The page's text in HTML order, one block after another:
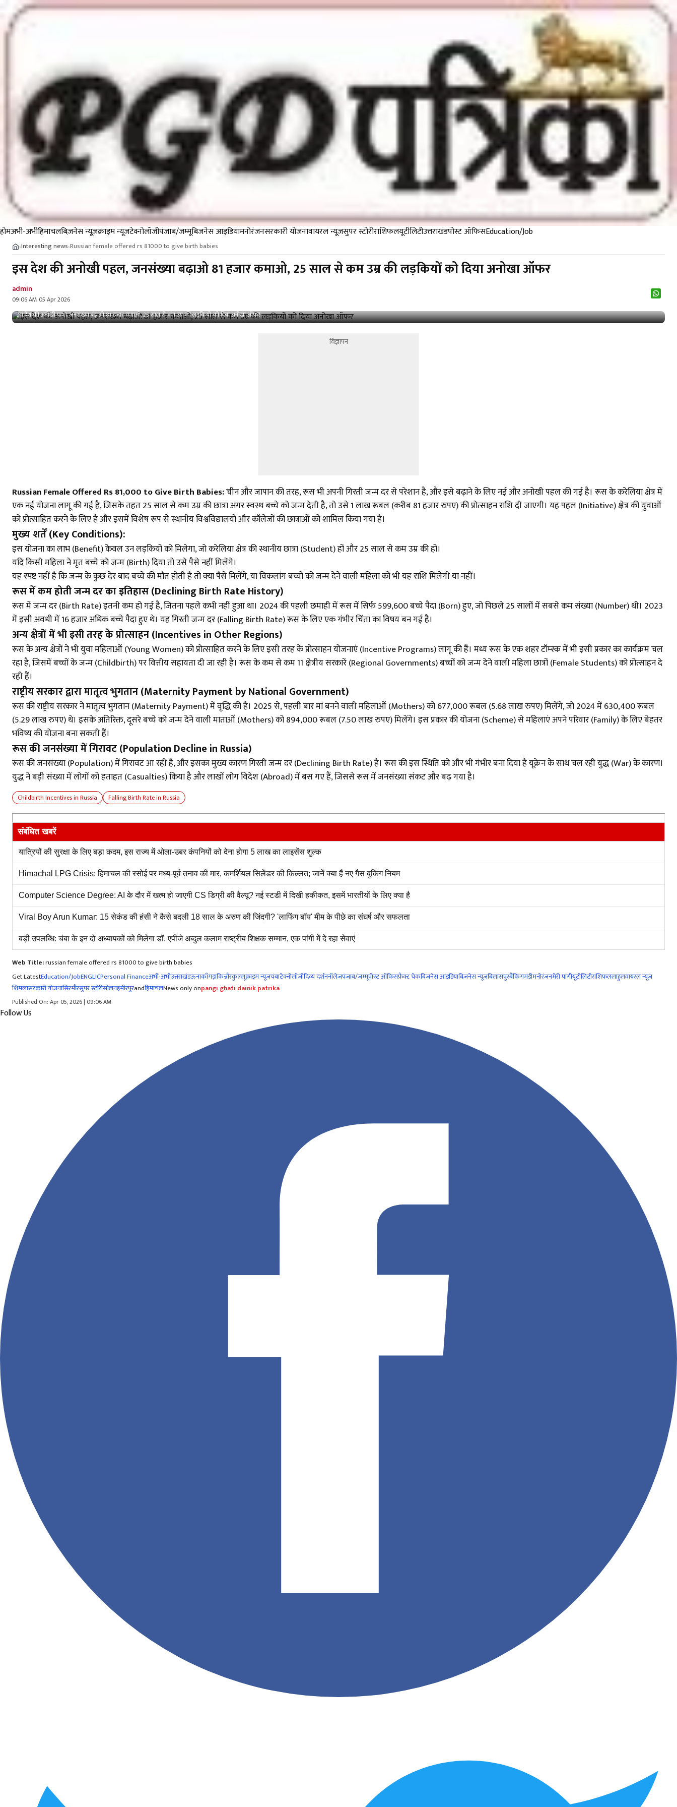
होमअभी-अभीहिमाचलबिज़नेस न्यूज़क्राइम न्यूजटेक्नोलॉजीपंजाब/जम्मूबिजनेस आइडियामनोरंजनसरकारी योजनावायरल न्यूज़सुपर स्टोरीराशिफलयूटीलिटीउत्तराखंडपोस्ट ऑफिसEducation/Job
›Interesting news›Russian female offered rs 81000 to give birth babies
इस देश की अनोखी पहल, जनसंख्या बढ़ाओ 81 हजार कमाओ, 25 साल से कम उम्र की लड़कियों को दिया अनोखा ऑफर
admin
09:06 AM 05 Apr 2026
इस देश की अनोखी पहल, जनसंख्या बढ़ाओ 81 हजार कमाओ, 25 साल से कम उम्र की लड़कियों को दिया अनोखा ऑफर
विज्ञापन
Russian Female Offered Rs 81,000 to Give Birth Babies:चीन और जापान की तरह, रूस भी अपनी गिरती जन्म दर से परेशान है, और इसे बढ़ाने के लिए नई और अनोखी पहल की गई है। रूस के करेलिया क्षेत्र में
एक नई योजना लागू की गई है, जिसके तहत 25 साल से कम उम्र की छात्रा अगर स्वस्थ बच्चे को जन्म देती है, तो उसे 1 लाख रूबल (करीब 81 हजार रुपए) की प्रोत्साहन राशि दी जाएगी। यह पहल (Initiative) क्षेत्र की युवाओं
को प्रोत्साहित करने के लिए है और इसमें विशेष रूप से स्थानीय विश्वविद्यालयों और कॉलेजों की छात्राओं को शामिल किया गया है।
मुख्य शर्तें (Key Conditions):
इस योजना का लाभ (Benefit) केवल उन लड़कियों को मिलेगा, जो करेलिया क्षेत्र की स्थानीय छात्रा (Student) हों और 25 साल से कम उम्र की हों।
यदि किसी महिला ने मृत बच्चे को जन्म (Birth) दिया तो उसे पैसे नहीं मिलेंगे।
यह स्पष्ट नहीं है कि जन्म के कुछ देर बाद बच्चे की मौत होती है तो क्या पैसे मिलेंगे, या विकलांग बच्चों को जन्म देने वाली महिला को भी यह राशि मिलेगी या नहीं।
रूस में कम होती जन्म दर का इतिहास (Declining Birth Rate History)
रूस में जन्म दर (Birth Rate) इतनी कम हो गई है, जितना पहले कभी नहीं हुआ था। 2024 की पहली छमाही में रूस में सिर्फ 599,600 बच्चे पैदा (Born) हुए, जो पिछले 25 सालों में सबसे कम संख्या (Number) थी। 2023
में इसी अवधी में 16 हजार अधिक बच्चे पैदा हुए थे। यह गिरती जन्म दर (Falling Birth Rate) रूस के लिए एक गंभीर चिंता का विषय बन गई है।
अन्य क्षेत्रों में भी इसी तरह के प्रोत्साहन (Incentives in Other Regions)
रूस के अन्य क्षेत्रों ने भी युवा महिलाओं (Young Women) को प्रोत्साहित करने के लिए इसी तरह के प्रोत्साहन योजनाएं (Incentive Programs) लागू की हैं। मध्य रूस के एक शहर टॉम्स्क में भी इसी प्रकार का कार्यक्रम चल
रहा है, जिसमें बच्चों के जन्म (Childbirth) पर वित्तीय सहायता दी जा रही है। रूस के कम से कम 11 क्षेत्रीय सरकारें (Regional Governments) बच्चों को जन्म देने वाली महिला छात्रों (Female Students) को प्रोत्साहन दे
रही हैं।
राष्ट्रीय सरकार द्वारा मातृत्व भुगतान (Maternity Payment by National Government)
रूस की राष्ट्रीय सरकार ने मातृत्व भुगतान (Maternity Payment) में वृद्धि की है। 2025 से, पहली बार मां बनने वाली महिलाओं (Mothers) को 677,000 रूबल (5.68 लाख रुपए) मिलेंगे, जो 2024 में 630,400 रूबल
(5.29 लाख रुपए) थे। इसके अतिरिक्त, दूसरे बच्चे को जन्म देने वाली माताओं (Mothers) को 894,000 रूबल (7.50 लाख रुपए) मिलेंगे। इस प्रकार की योजना (Scheme) से महिलाएं अपने परिवार (Family) के लिए बेहतर
भविष्य की योजना बना सकती हैं।
रूस की जनसंख्या में गिरावट (Population Decline in Russia)
रूस की जनसंख्या (Population) में गिरावट आ रही है, और इसका मुख्य कारण गिरती जन्म दर (Declining Birth Rate) है। रूस की इस स्थिति को और भी गंभीर बना दिया है यूक्रेन के साथ चल रही युद्ध (War) के कारण।
युद्ध ने बड़ी संख्या में लोगों को हताहत (Casualties) किया है और लाखों लोग विदेश (Abroad) में बस गए हैं, जिससे रूस में जनसंख्या संकट और बढ़ गया है।
Childbirth Incentives in Russia Falling Birth Rate in Russia
संबंधित खबरें
यात्रियों की सुरक्षा के लिए बड़ा कदम, इस राज्य में ओला-उबर कंपनियों को देना होगा 5 लाख का लाइसेंस शुल्क
Himachal LPG Crisis: हिमाचल की रसोई पर मध्य-पूर्व तनाव की मार, कमर्शियल सिलेंडर की किल्लत; जानें क्या हैं नए गैस बुकिंग नियम
Computer Science Degree: AI के दौर में खत्म हो जाएगी CS डिग्री की वैल्यू? नई स्टडी में दिखी हकीकत, इसमें भारतीयों के लिए क्या है
Viral Boy Arun Kumar: 15 सेकंड की हंसी ने कैसे बदली 18 साल के अरुण की जिंदगी? 'लाफिंग बॉय' मीम के पीछे का संघर्ष और सफलता
बड़ी उपलब्धि: चंबा के इन दो अध्यापकों को मिलेगा डॉ. एपीजे अब्दुल कलाम राष्ट्रीय शिक्षक सम्मान, एक पांगी में दे रहा सेवाएं
Web Title:russian female offered rs 81000 to give birth babies
Get LatestEducation/JobENGLICPersonal Financeअभी-अभीउत्तराखंडऊनाकाँगड़ाकिन्नौरकुल्लूक्राइम न्यूजचंबाटेक्नोलॉजीदिव्य दर्शननॉलेजपंजाब/जम्मूपोस्ट ऑफिसफ़ैक्ट चेकबिजनेस आइडियाबिज़नेस न्यूज़बिलासपुरबैंकिंगमंडीमनोरंजनमेरी पांगीयूटीलिटीराशिफललाहुलवायरल न्यूज़
शिमलासरकारी योजनासिरमौरसुपर स्टोरीसोलनहमीरपुरandहिमाचलNews only onpangi ghati dainik patrika
Published On: Apr 05, 2026 | 09:06 AM
Follow Us